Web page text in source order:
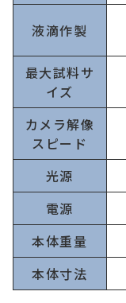
液滴作製
最大試料サ
イズ
カメラ解像
スピード
光源
電源
本体重量
本体寸法